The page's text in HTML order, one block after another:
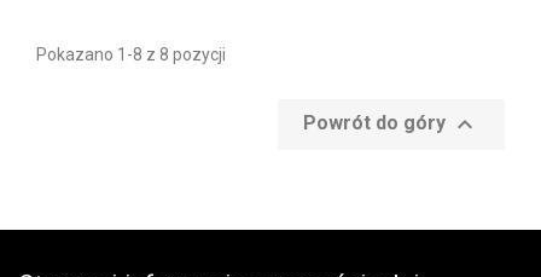
Pokazano 1-8 z 8 pozycji
Powrót do góry 